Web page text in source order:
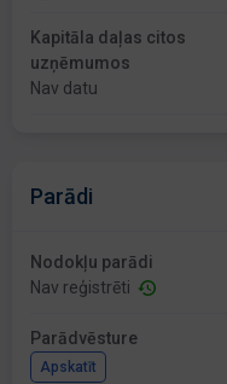
Kapitāla daļas citos
uzņēmumos
Nav datu
Parādi
Nodokļu parādi
Nav reģistrēti
Parādvēsture
Apskatīt